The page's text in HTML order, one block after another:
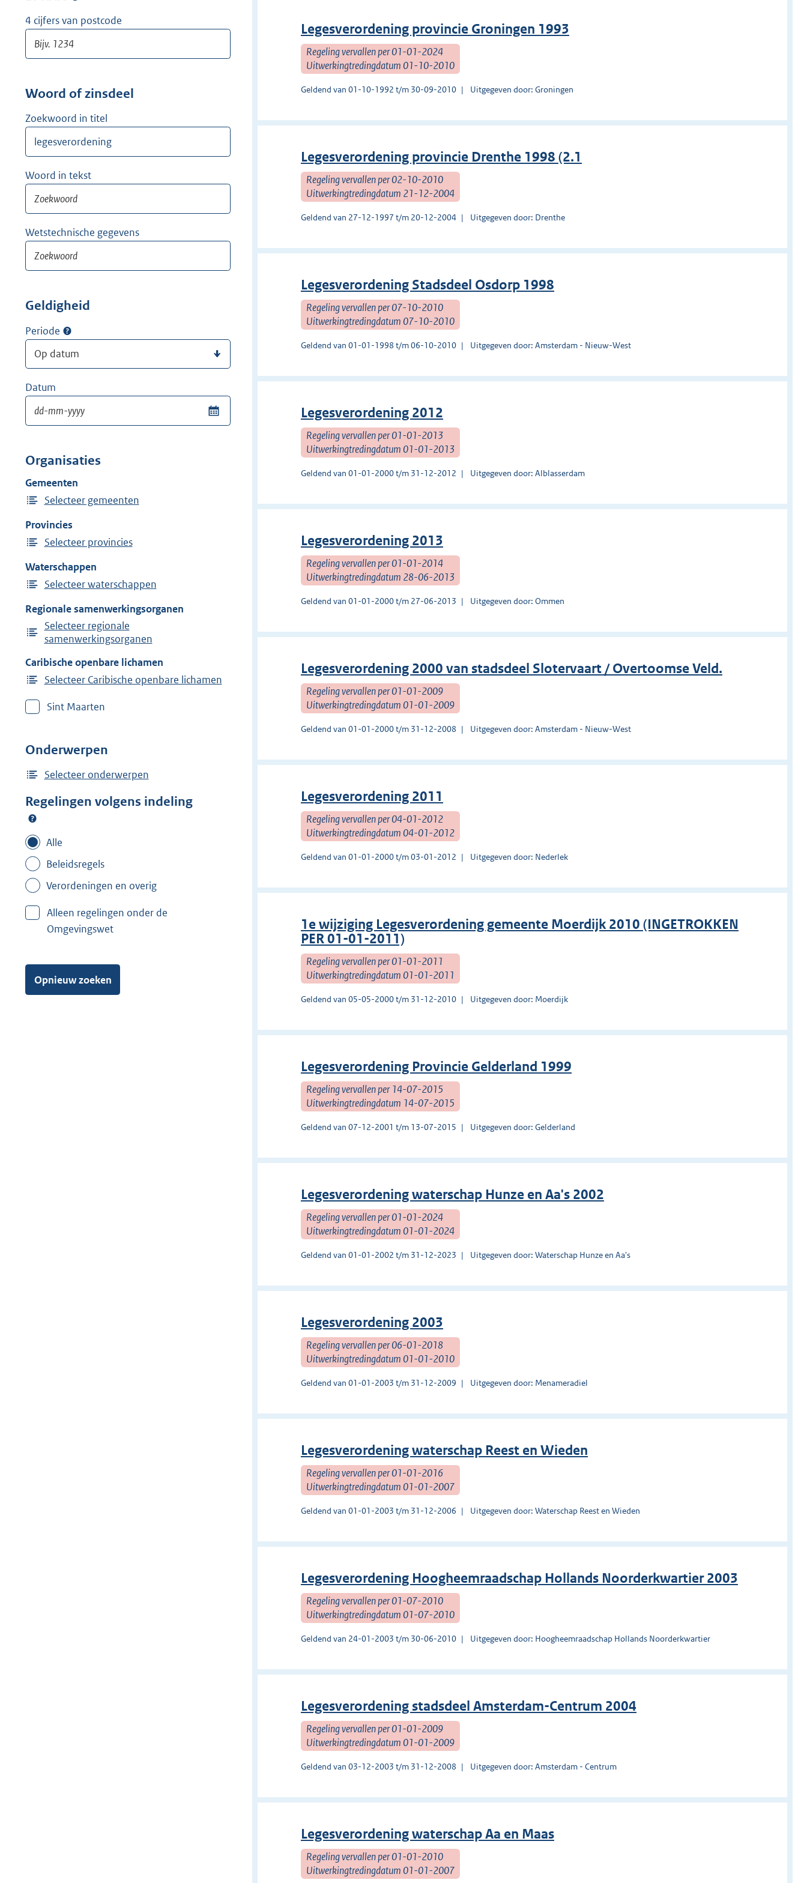
4 cijfers van postcode
Woord of zinsdeel
Zoekwoord in titel
Woord in tekst
Wetstechnische gegevens
Geldigheid
Periode
Datum
Organisaties
Gemeenten
Selecteer gemeenten
Provincies
Selecteer provincies
Waterschappen
Selecteer waterschappen
Regionale samenwerkingsorganen
Selecteer regionale
samenwerkingsorganen
Caribische openbare lichamen
Selecteer Caribische openbare lichamen
Sint Maarten
Onderwerpen
Selecteer onderwerpen
Regelingen volgens indeling
Alle
Beleidsregels
Verordeningen en overig
Alleen regelingen onder de
Omgevingswet
Opnieuw zoeken
Legesverordening provincie Groningen 1993
Regeling vervallen per 01-01-2024
Uitwerkingtredingdatum 01-10-2010
Geldend van 01-10-1992 t/m 30-09-2010 Uitgegeven door: Groningen
Legesverordening provincie Drenthe 1998 (2.1
Regeling vervallen per 02-10-2010
Uitwerkingtredingdatum 21-12-2004
Geldend van 27-12-1997 t/m 20-12-2004 Uitgegeven door: Drenthe
Legesverordening Stadsdeel Osdorp 1998
Regeling vervallen per 07-10-2010
Uitwerkingtredingdatum 07-10-2010
Geldend van 01-01-1998 t/m 06-10-2010 Uitgegeven door: Amsterdam - Nieuw-West
Legesverordening 2012
Regeling vervallen per 01-01-2013
Uitwerkingtredingdatum 01-01-2013
Geldend van 01-01-2000 t/m 31-12-2012 Uitgegeven door: Alblasserdam
Legesverordening 2013
Regeling vervallen per 01-01-2014
Uitwerkingtredingdatum 28-06-2013
Geldend van 01-01-2000 t/m 27-06-2013 Uitgegeven door: Ommen
Legesverordening 2000 van stadsdeel Slotervaart / Overtoomse Veld.
Regeling vervallen per 01-01-2009
Uitwerkingtredingdatum 01-01-2009
Geldend van 01-01-2000 t/m 31-12-2008 Uitgegeven door: Amsterdam - Nieuw-West
Legesverordening 2011
Regeling vervallen per 04-01-2012
Uitwerkingtredingdatum 04-01-2012
Geldend van 01-01-2000 t/m 03-01-2012 Uitgegeven door: Nederlek
1e wijziging Legesverordening gemeente Moerdijk 2010 (INGETROKKEN
PER 01-01-2011)
Regeling vervallen per 01-01-2011
Uitwerkingtredingdatum 01-01-2011
Geldend van 05-05-2000 t/m 31-12-2010 Uitgegeven door: Moerdijk
Legesverordening Provincie Gelderland 1999
Regeling vervallen per 14-07-2015
Uitwerkingtredingdatum 14-07-2015
Geldend van 07-12-2001 t/m 13-07-2015 Uitgegeven door: Gelderland
Legesverordening waterschap Hunze en Aa's 2002
Regeling vervallen per 01-01-2024
Uitwerkingtredingdatum 01-01-2024
Geldend van 01-01-2002 t/m 31-12-2023 Uitgegeven door: Waterschap Hunze en Aa's
Legesverordening 2003
Regeling vervallen per 06-01-2018
Uitwerkingtredingdatum 01-01-2010
Geldend van 01-01-2003 t/m 31-12-2009 Uitgegeven door: Menameradiel
Legesverordening waterschap Reest en Wieden
Regeling vervallen per 01-01-2016
Uitwerkingtredingdatum 01-01-2007
Geldend van 01-01-2003 t/m 31-12-2006 Uitgegeven door: Waterschap Reest en Wieden
Legesverordening Hoogheemraadschap Hollands Noorderkwartier 2003
Regeling vervallen per 01-07-2010
Uitwerkingtredingdatum 01-07-2010
Geldend van 24-01-2003 t/m 30-06-2010 Uitgegeven door: Hoogheemraadschap Hollands Noorderkwartier
Legesverordening stadsdeel Amsterdam-Centrum 2004
Regeling vervallen per 01-01-2009
Uitwerkingtredingdatum 01-01-2009
Geldend van 03-12-2003 t/m 31-12-2008 Uitgegeven door: Amsterdam - Centrum
Legesverordening waterschap Aa en Maas
Regeling vervallen per 01-01-2010
Uitwerkingtredingdatum 01-01-2007